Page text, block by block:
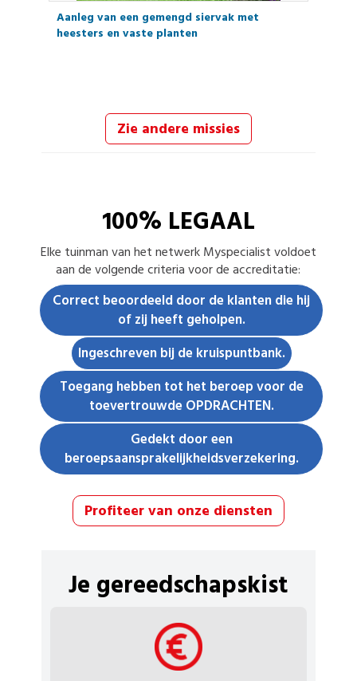
Aanleg van een gemengd siervak met
heesters en vaste planten
Zie andere missies
100% LEGAAL
Elke tuinman van het netwerk Myspecialist voldoet
aan de volgende criteria voor de accreditatie:
Correct beoordeeld door de klanten die hij
of zij heeft geholpen.
Ingeschreven bij de kruispuntbank.
Toegang hebben tot het beroep voor de
toevertrouwde OPDRACHTEN.
Gedekt door een
beroepsaansprakelijkheidsverzekering.
Profiteer van onze diensten
Je gereedschapskist